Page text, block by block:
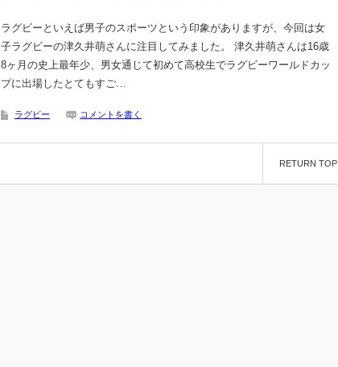
ラグビーといえば男子のスポーツという印象がありますが、今回は女
子ラグビーの津久井萌さんに注目してみました。 津久井萌さんは16歳
8ヶ月の史上最年少、男女通じて初めて高校生でラグビーワールドカッ
プに出場したとてもすご…
ラグビー コメントを書く
RETURN TOP